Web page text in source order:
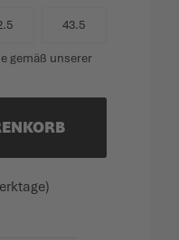
43.5
gemäß unserer